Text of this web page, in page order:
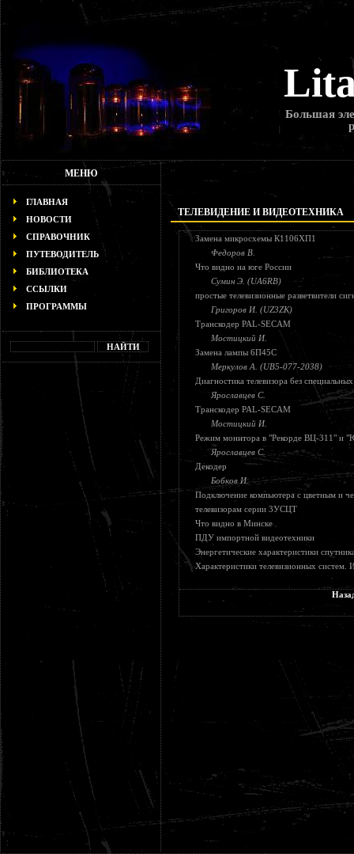
Большая
МЕНЮ
ГЛАВНАЯ
НОВОСТИ
СПРАВОЧНИК
ПУТЕВОДИТЕЛЬ
БИБЛИОТЕКА
ССЫЛКИ
ПРОГРАММЫ
ТЕЛЕВИДЕНИЕ И ВИДЕОТЕХНИКА
Замена микросхемы К1106ХП1
Федоров В.
Что видно на юге России
Сумин Э. (UA6RB)
простые телевизионные разветвители
Григоров И. (UZ3ZK)
Транскодер PAL-SECAM
Мостицкий И.
Замена лампы 6П45С
Меркулов А. (UB5-077-2038)
Диагностика телевизора без
Ярославцев С.
Транскодер PAL-SECAM
Мостицкий И.
Режим монитора в "Рекорде ВЦ-311" и
Ярославцев С.
Декодер
Бобков И.
Подключение компьютера с цветным и
телевизорам серии 3УСЦТ
Что видно в Минске
ПДУ импортной видеотехники
Энергетические характеристики
Характеристики телевизионных систем.